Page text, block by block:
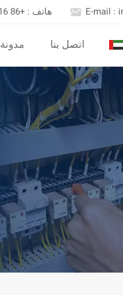
هاتف : +86 13652558716 E-mail :
مدونة اتصل بنا